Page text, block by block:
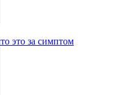
это за симптом